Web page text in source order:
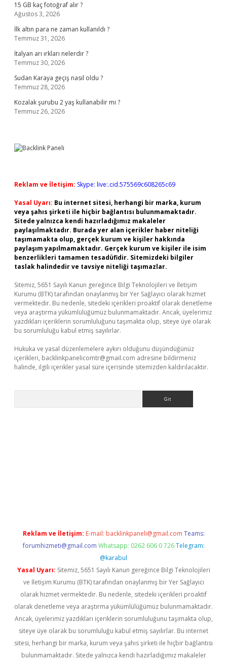
15 GB kaç fotoğraf alır ?
Ağustos 3, 2026
İlk altın para ne zaman kullanıldı ?
Temmuz 31, 2026
İtalyan arı ırkları nelerdir ?
Temmuz 30, 2026
Sudan Karaya geçiş nasıl oldu ?
Temmuz 28, 2026
Kozalak şurubu 2 yaş kullanabilir mi ?
Temmuz 26, 2026
Reklam ve İletişim: Skype: live:.cid.575569c608265c69
Yasal Uyarı: Bu internet sitesi, herhangi bir marka, kurum
veya şahıs şirketi ile hiçbir bağlantısı bulunmamaktadır.
Sitede yalnızca kendi hazırladığımız makaleler
paylaşılmaktadır. Burada yer alan içerikler haber niteliği
taşımamakta olup, gerçek kurum ve kişiler hakkında
paylaşım yapılmamaktadır. Gerçek kurum ve kişiler ile isim
benzerlikleri tamamen tesadüfidir. Sitemizdeki bilgiler
taslak halindedir ve tavsiye niteliği taşımazlar.
Sitemiz, 5651 Sayılı Kanun gereğince Bilgi Teknolojileri ve İletişim
Kurumu (BTK) tarafından onaylanmış bir Yer Sağlayıcı olarak hizmet
vermektedir. Bu nedenle, sitedeki içerikleri proaktif olarak denetleme
veya araştırma yükümlülüğümüz bulunmamaktadır. Ancak, üyelerimiz
yazdıkları içeriklerin sorumluluğunu taşımakta olup, siteye üye olarak
bu sorumluluğu kabul etmiş sayılırlar.
Hukuka ve yasal düzenlemelere aykırı olduğunu düşündüğünüz
içerikleri, backlinkpanelicomtr@gmail.com adresine bildirmeniz
halinde, ilgili içerikler yasal süre içerisinde sitemizden kaldırılacaktır.
Reklam ve İletişim: E-mail: backlinkpaneli@gmail.com Teams:
forumhizmeti@gmail.com Whatsapp: 0262 606 0 726 Telegram:
@karabul
Yasal Uyarı: Sitemiz, 5651 Sayılı Kanun gereğince Bilgi Teknolojileri
ve İletişim Kurumu (BTK) tarafından onaylanmış bir Yer Sağlayıcı
olarak hizmet vermektedir. Bu nedenle, sitedeki içerikleri proaktif
olarak denetleme veya araştırma yükümlülüğümüz bulunmamaktadır.
Ancak, üyelerimiz yazdıkları içeriklerin sorumluluğunu taşımakta olup,
siteye üye olarak bu sorumluluğu kabul etmiş sayılırlar. Bu internet
sitesi, herhangi bir marka, kurum veya şahıs şirketi ile hiçbir bağlantısı
bulunmamaktadır. Sitede yalnızca kendi hazırladığımız makaleler